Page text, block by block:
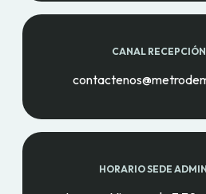
CANAL
HORARIO SEDE